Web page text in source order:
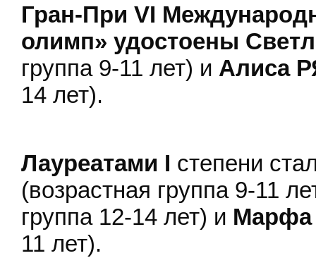
Гран-При VI
олимп» удостоены
группа 9-11 лет) и Алиса
14 лет).
Лауреатами I степени
(возрастная группа 9-11
группа 12-14 лет) и
11 лет).